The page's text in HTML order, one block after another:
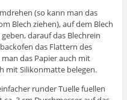
(so kann man das
Blech ziehen), auf dem Blech
darauf das Blechrein
das Flattern des
das Papier auch mit
mit Silikonmatte belegen.
runder Tuelle fuellen